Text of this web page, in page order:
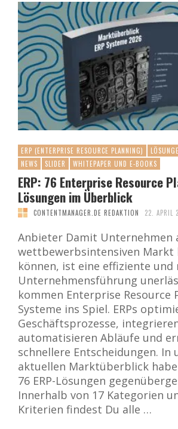
ERP (ENTERPRISE RESOURCE PLANNING)
NEWS
SLIDER WHITEPAPER UND E-BOOKS
ERP: 76 Enterprise Resource
Lösungen im Überblick
CONTENTMANAGER.DE REDAKTION 22. APRIL
Anbieter Damit Unternehmen
wettbewerbsintensiven Markt
können, ist eine effiziente und
Unternehmensführung
kommen Enterprise Resource
Systeme ins Spiel. ERPs
Geschäftsprozesse,
automatisieren Abläufe und
schnellere Entscheidungen. In
aktuellen Marktüberblick
76 ERP-Lösungen
Innerhalb von 17 Kategorien
Kriterien findest Du alle …